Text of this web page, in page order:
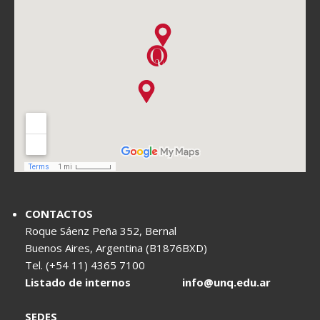
CONTACTOS
Roque Sáenz Peña 352, Bernal
Buenos Aires, Argentina (B1876BXD)
Tel. (+54 11) 4365 7100
Listado de internos
info@unq.edu.ar
SEDES